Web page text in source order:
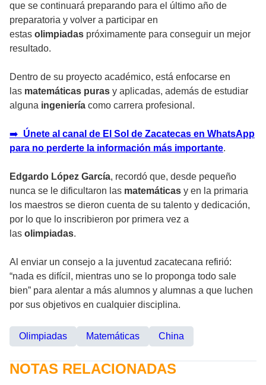
que se continuará preparando para el último año de
preparatoria y volver a participar en
estas olimpiadas próximamente para conseguir un mejor
resultado.
Dentro de su proyecto académico, está enfocarse en
las matemáticas puras y aplicadas, además de estudiar
alguna ingeniería como carrera profesional.
➡️ Únete al canal de El Sol de Zacatecas en WhatsApp
para no perderte la información más importante.
Edgardo López García, recordó que, desde pequeño
nunca se le dificultaron las matemáticas y en la primaria
los maestros se dieron cuenta de su talento y dedicación,
por lo que lo inscribieron por primera vez a
las olimpiadas.
Al enviar un consejo a la juventud zacatecana refirió:
“nada es difícil, mientras uno se lo proponga todo sale
bien” para alentar a más alumnos y alumnas a que luchen
por sus objetivos en cualquier disciplina.
Olimpiadas Matemáticas China
NOTAS RELACIONADAS